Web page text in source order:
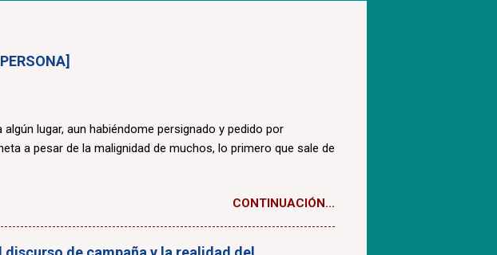
lugar, aun habiéndome persignado y pedido por
a pesar de la malignidad de muchos, lo primero que sale de
CONTINUACIÓN...